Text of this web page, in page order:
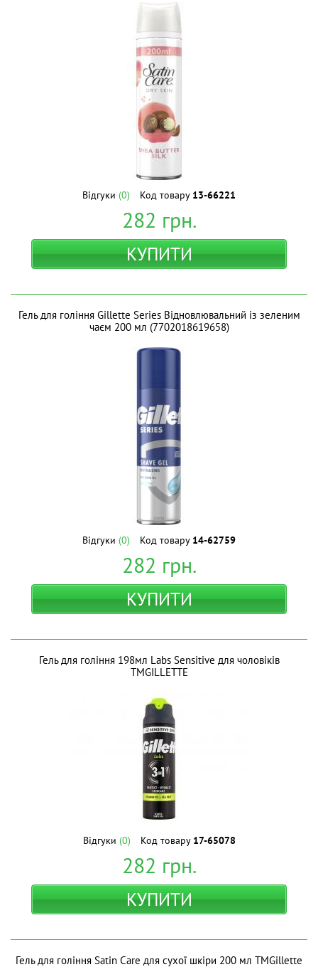
Відгуки (0) Код товару 13-66221
282 грн.
КУПИТИ
Гель для гоління Gillette Series Відновлювальний із зеленим
чаєм 200 мл (7702018619658)
Відгуки (0) Код товару 14-62759
282 грн.
КУПИТИ
Гель для гоління 198мл Labs Sensitive для чоловіків
ТМGILLETTE
Відгуки (0) Код товару 17-65078
282 грн.
КУПИТИ
Гель для гоління Satin Care для сухої шкіри 200 мл ТМGillette